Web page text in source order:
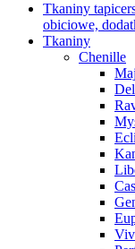
Tkaniny
obiciowe,
Tkaniny
Chenille